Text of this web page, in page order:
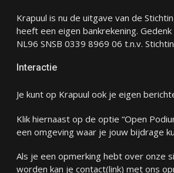
Krapuul is nu de uitgave van de
heeft een eigen bankrekening. Gedenk
NL96 SNSB 0339 8969 06 t.n.v.
Interactie
Je kunt op Krapuul ook je eigen
Klik hiernaast op de optie “Open
een omgeving waar je jouw bijdrage
Als je een opmerking hebt over onze
worden kan je contact(link) met ons